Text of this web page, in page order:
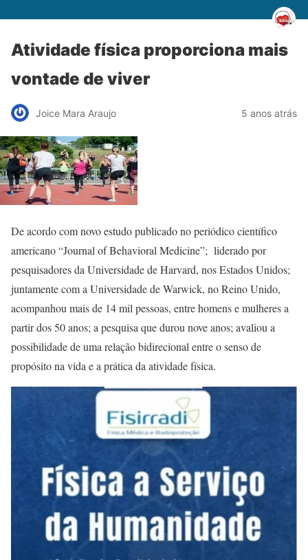
Atividade física proporciona mais
vontade de viver
Joice Mara Araujo 5 anos atrás
De acordo com novo estudo publicado no periódico científico
americano “Journal of Behavioral Medicine”; liderado por
pesquisadores da Universidade de Harvard, nos Estados Unidos;
juntamente com a Universidade de Warwick, no Reino Unido,
acompanhou mais de 14 mil pessoas, entre homens e mulheres a
partir dos 50 anos; a pesquisa que durou nove anos; avaliou a
possibilidade de uma relação bidirecional entre o senso de
propósito na vida e a prática da atividade física.